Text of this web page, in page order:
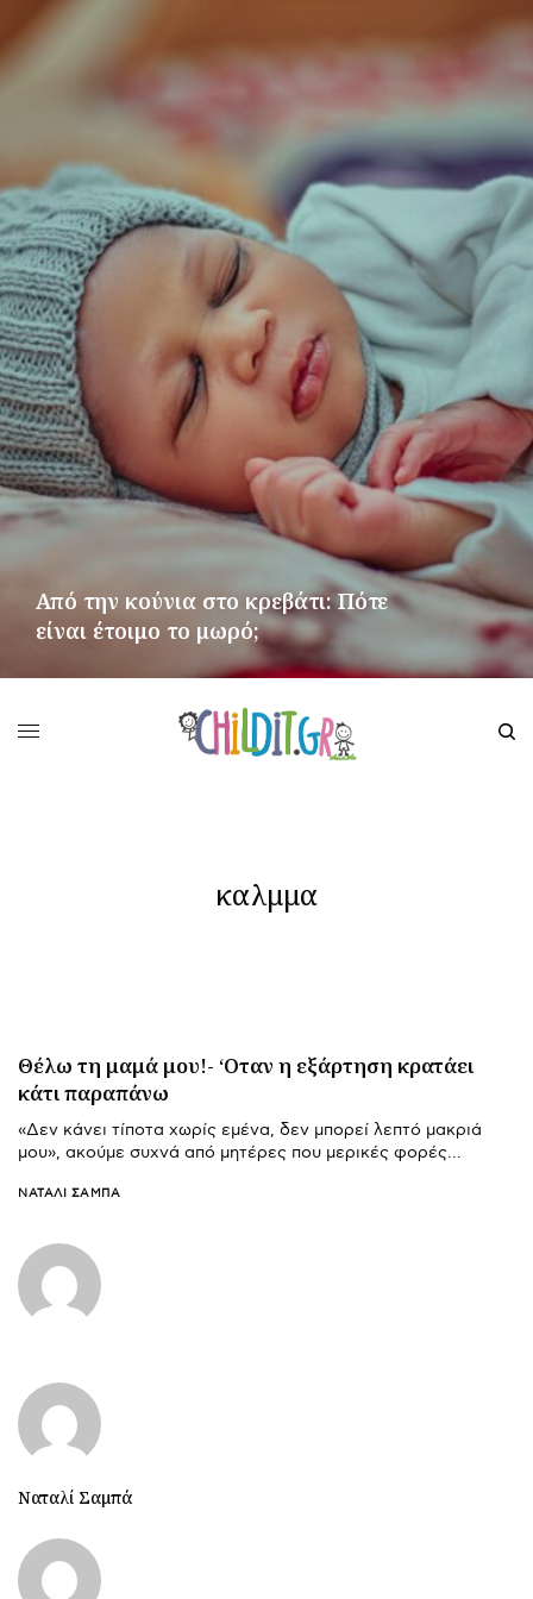
Από την κούνια στο κρεβάτι: Πότε
είναι έτοιμο το μωρό;
καλμμα
Θέλω τη μαμά μου!- ‘Οταν η εξάρτηση κρατάει
κάτι παραπάνω
«Δεν κάνει τίποτα χωρίς εμένα, δεν μπορεί λεπτό μακριά
μου», ακούμε συχνά από μητέρες που μερικές φορές…
ΝΑΤΑΛΊ ΣΑΜΠΆ
Ναταλί Σαμπά